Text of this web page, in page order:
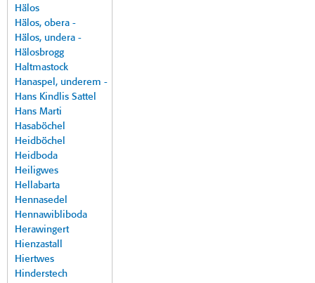
Hälos
Hälos, obera -
Hälos, undera -
Hälosbrogg
Haltmastock
Hanaspel, underem -
Hans Kindlis Sattel
Hans Marti
Hasaböchel
Heidböchel
Heidboda
Heiligwes
Hellabarta
Hennasedel
Hennawibliboda
Herawingert
Hienzastall
Hiertwes
Hinderstech